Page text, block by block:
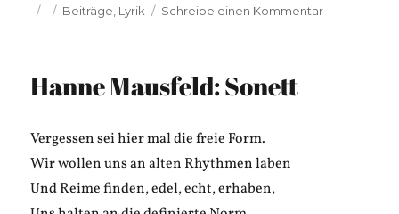
Veröffentlicht
Kategorien
Beiträge Lyrik Schreibe einen Kommentarzu
Hanne Mausfeld: Sonett
Vergessen sei hier mal die freie Form.
Wir wollen uns an alten Rhythmen laben
Und Reime finden, edel, echt, erhaben,